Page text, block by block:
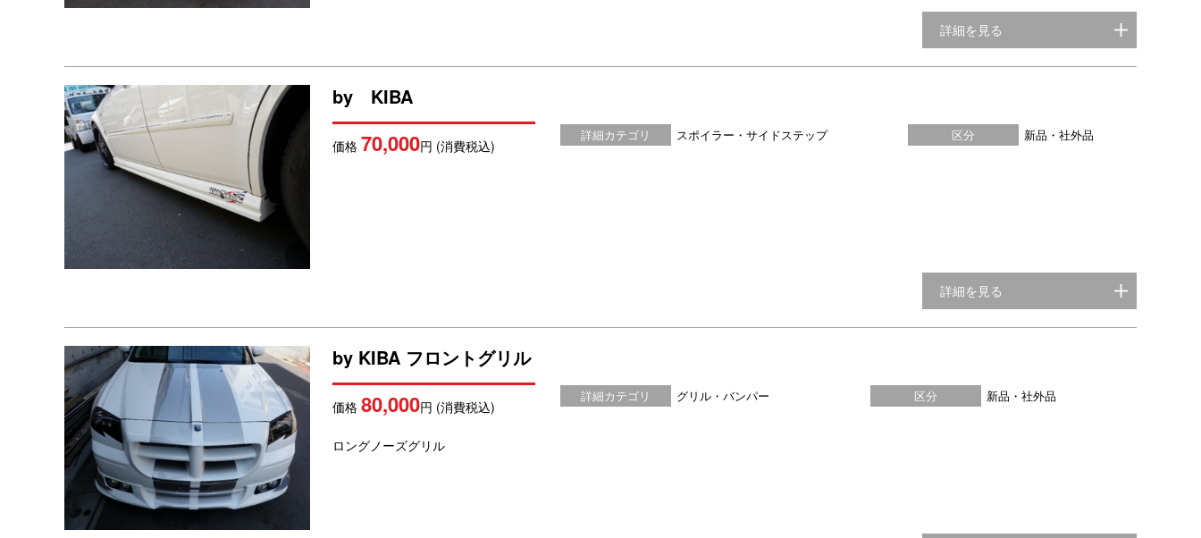
詳細を見る
by KIBA
価格 70,000円 (消費税込)
詳細カテゴリ スポイラー・サイドステップ 区分 新品・社外品
詳細を見る
by KIBA フロントグリル
価格 80,000円 (消費税込)
詳細カテゴリ グリル・バンパー 区分 新品・社外品
ロングノーズグリル